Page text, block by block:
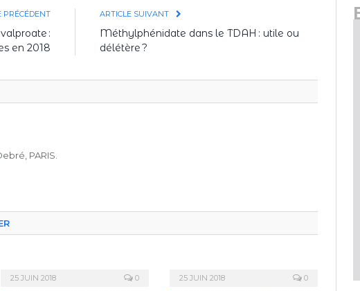
PRÉCÉDENT
:
en 2018
ARTICLE SUIVANT
Méthylphénidate dans le TDAH : utile ou
délétère ?
PARIS.
25 JUIN 2018 0 25 JUIN 2018 0